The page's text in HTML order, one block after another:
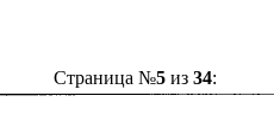
Страница №5из 34: